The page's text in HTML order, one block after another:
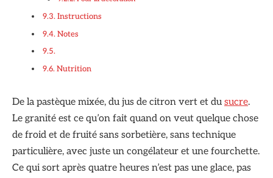
Instructions
Notes
Nutrition
De la pastèque mixée, du jus de citron vert et du sucre.
Le granité est ce qu’on fait quand on veut quelque chose
de froid et de fruité sans sorbetière, sans technique
particulière, avec juste un congélateur et une fourchette.
Ce qui sort après quatre heures n’est pas une glace, pas